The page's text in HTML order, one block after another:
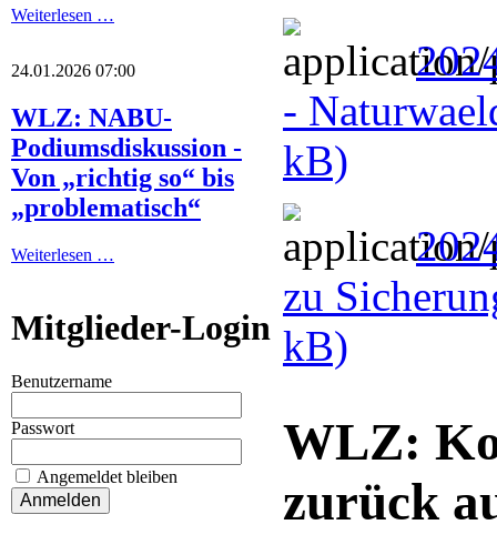
Weiterlesen …
24.01.2026 07:00
WLZ: NABU-
Podiumsdiskussion -
Von „richtig so“ bis
„problematisch“
Weiterlesen …
Mitglieder-Login
Benutzername
Passwort
Angemeldet bleiben
-
kB)
zu
kB)
WLZ:
zurück